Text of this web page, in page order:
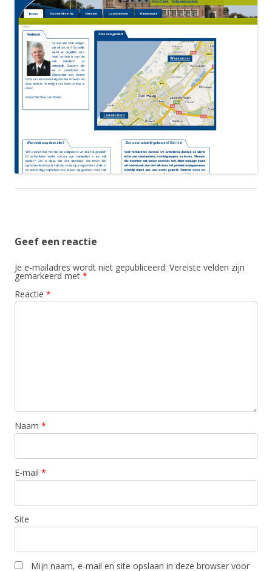
Geef een reactie
Je e-mailadres wordt niet gepubliceerd. Vereiste velden zijn
gemarkeerd met *
Reactie *
Naam *
E-mail *
Site
Mijn naam, e-mail en site opslaan in deze browser voor